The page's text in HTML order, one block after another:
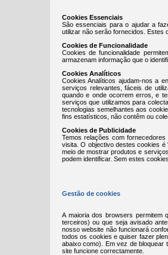
Cookies Essenciais
São essenciais para o ajudar a
utilizar não serão fornecidos. Estes
Cookies de Funcionalidade
Cookies de funcionalidade
armazenam informação que o
Cookies Analíticos
Cookies Analíticos ajudam-nos a
serviços relevantes, fáceis de
quando e onde ocorrem erros, e
serviços que utilizamos para
tecnologias semelhantes aos
fins estatísticos, não contêm ou
Cookies de Publicidade
Temos relações com
visita. O objectivo destes cookies é
meio de mostrar produtos e
podem identificar. Sem estes
Gestão de cookies
A maioria dos browsers permitem
terceiros) ou que seja avisado
nosso website não funcionará
todos os cookies e quiser fazer
abaixo como). Em vez de bloquear
site funcione correctamente.